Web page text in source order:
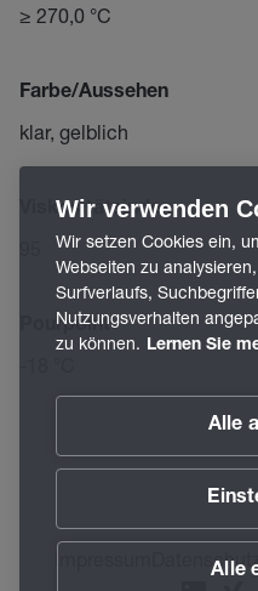
≥ 270,0 °C
Farbe/Aussehen
klar, gelblich
Viskositätsindex
Pourpoint
Datenschutz
Wir verwenden
Wir setzen Cookies ein,
Webseiten zu
Surfverlaufs,
Nutzungsverhalten
zu können. Lernen Sie
Alle
Alle